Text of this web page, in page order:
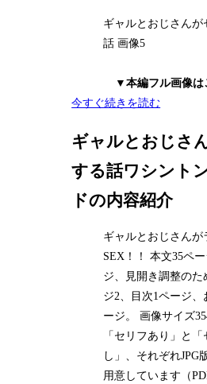
ギャルとおじさんが
話 画像5
▼本編フル画像
今すぐ続きを読む
ギャルとおじさ
する話ワシント
ドの内容紹介
ギャルとおじさんが
SEX！！ 本文35ペ
ジ、見開き調整のた
ジ2、目次1ページ、
ージ。 画像サイズ
「セリフあり」と
し」、それぞれJPG
用意しています（